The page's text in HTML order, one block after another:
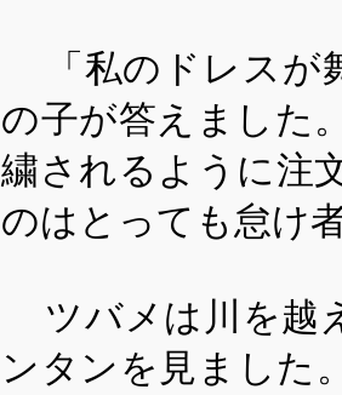
「私のドレス
の子が答えました
繍されるように注
のはとっても怠け
ツバメは川を越
ンタンを見ました